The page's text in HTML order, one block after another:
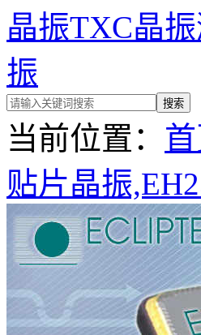
晶振TXC晶振
振
当前位置：
贴片晶振